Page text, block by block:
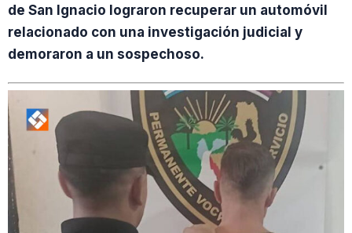
de San Ignacio lograron recuperar un automóvil
relacionado con una investigación judicial y
demoraron a un sospechoso.